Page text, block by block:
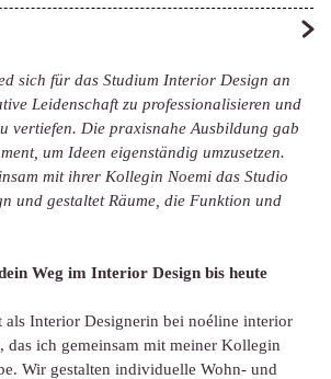
sich für das Studium Interior Design an
Leidenschaft zu professionalisieren und
vertiefen. Die praxisnahe Ausbildung gab
um Ideen eigenständig umzusetzen.
mit ihrer Kollegin Noemi das Studio
und gestaltet Räume, die Funktion und
Weg im Interior Design bis heute
als Interior Designerin bei noéline interior
das ich gemeinsam mit meiner Kollegin
Wir gestalten individuelle Wohn- und